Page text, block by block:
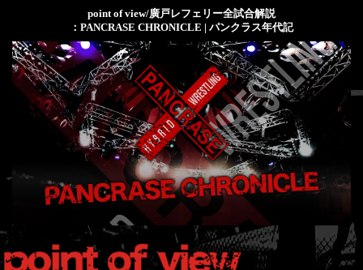
point of view/廣戸レフェリー全試合解説
：PANCRASE CHRONICLE | パンクラス年代記